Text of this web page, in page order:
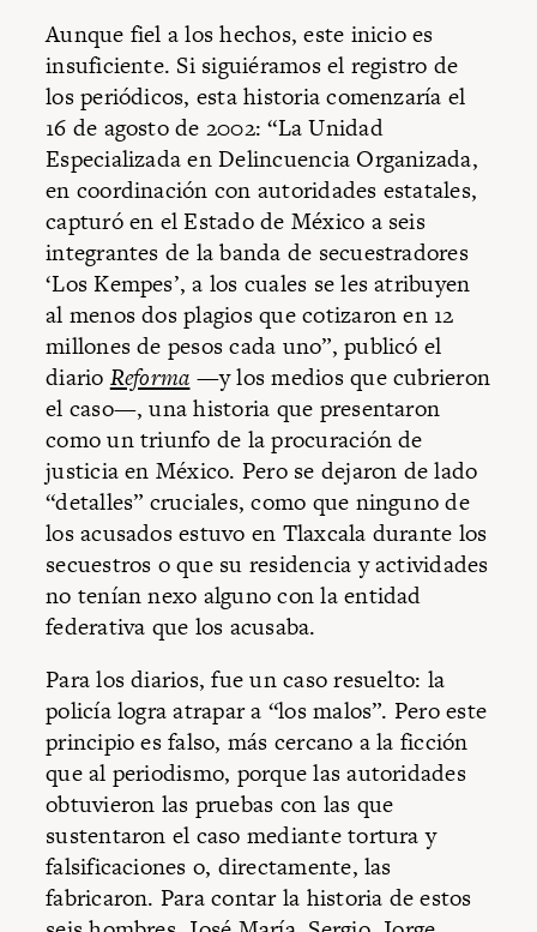
Aunque fiel a los hechos, este inicio es
insuficiente. Si siguiéramos el registro de
los periódicos, esta historia comenzaría el
16 de agosto de 2002: “La Unidad
Especializada en Delincuencia Organizada,
en coordinación con autoridades estatales,
capturó en el Estado de México a seis
integrantes de la banda de secuestradores
‘Los Kempes’, a los cuales se les atribuyen
al menos dos plagios que cotizaron en 12
millones de pesos cada uno”, publicó el
diario Reforma —y los medios que cubrieron
el caso—, una historia que presentaron
como un triunfo de la procuración de
justicia en México. Pero se dejaron de lado
“detalles” cruciales, como que ninguno de
los acusados estuvo en Tlaxcala durante los
secuestros o que su residencia y actividades
no tenían nexo alguno con la entidad
federativa que los acusaba.
Para los diarios, fue un caso resuelto: la
policía logra atrapar a “los malos”. Pero este
principio es falso, más cercano a la ficción
que al periodismo, porque las autoridades
obtuvieron las pruebas con las que
sustentaron el caso mediante tortura y
falsificaciones o, directamente, las
fabricaron. Para contar la historia de estos